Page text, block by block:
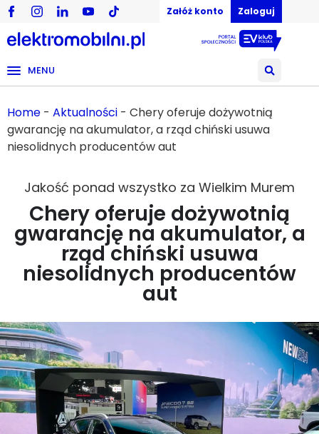
Załóż konto Zaloguj
MENU
Home - Aktualności - Chery oferuje dożywotnią
gwarancję na akumulator, a rząd chiński usuwa
niesolidnych producentów aut
Jakość ponad wszystko za Wielkim Murem
Chery oferuje dożywotnią
gwarancję na akumulator, a
rząd chiński usuwa
niesolidnych producentów
aut